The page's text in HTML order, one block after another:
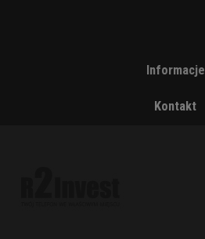
Informacje
Kontakt